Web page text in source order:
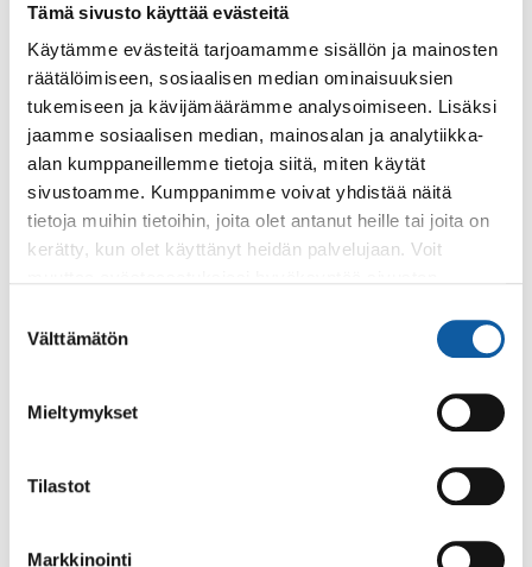
Tämä sivusto käyttää evästeitä
Käytämme evästeitä tarjoamamme sisällön ja mainosten
räätälöimiseen, sosiaalisen median ominaisuuksien
tukemiseen ja kävijämäärämme analysoimiseen. Lisäksi
jaamme sosiaalisen median, mainosalan ja analytiikka-
alan kumppaneillemme tietoja siitä, miten käytät
sivustoamme. Kumppanimme voivat yhdistää näitä
tietoja muihin tietoihin, joita olet antanut heille tai joita on
kerätty, kun olet käyttänyt heidän palvelujaan. Voit
valinta
Välttämätön
Mieltymykset
Tilastot
Markkinointi
Vaihde: (02) 474 511
Sähköposti:
paimio.kaupunki@paimio.fi
FacebookInstagramYoutube
Karttapalvelu
Avoimet työpaikat